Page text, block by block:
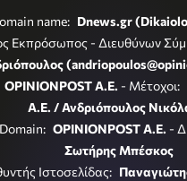
name: Dnews.gr
Εκπρόσωπος - Διευθύνων
OPINIONPOST A.E. - Μέτοχοι:
Α.Ε. / Ανδριόπουλος
OPINIONPOST A.E. -
Σωτήρης Μπέσκος
Ιστοσελίδας: